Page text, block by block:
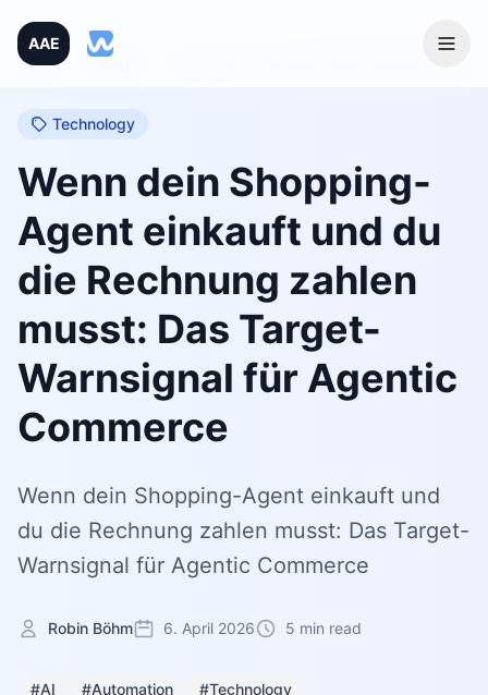
AAE
Home
Blog
Technology
Wenn dein Shopping-
Agent einkauft und du
die Rechnung zahlen
musst: Das Target-
Warnsignal für Agentic
Commerce
Wenn dein Shopping-Agent einkauft und
du die Rechnung zahlen musst: Das Target-
Warnsignal für Agentic Commerce
Robin Böhm 6. April 2026 5 min read
#AI #Automation #Technology